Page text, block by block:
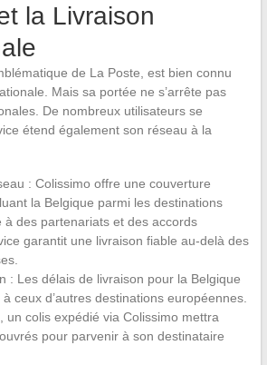
la Livraison
de La Poste, est bien connu
Mais sa portée ne s’arrête pas
De nombreux utilisateurs se
étend également son réseau à la
: Colissimo offre une couverture
la Belgique parmi les destinations
à des partenariats et des accords
garantit une livraison fiable au-delà des
: Les délais de livraison pour la Belgique
ceux d’autres destinations européennes.
un colis expédié via Colissimo mettra
pour parvenir à son destinataire